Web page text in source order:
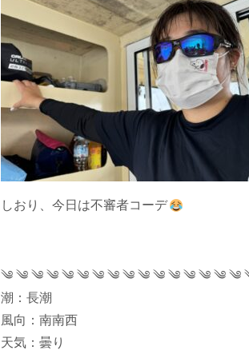
しおり、今日は不審者コーデ
༄ ༄ ༄ ༄ ༄ ༄ ༄ ༄ ༄ ༄ ༄ ༄ ༄ ༄ ༄ ༄
潮：長潮
風向：南南西
天気：曇り